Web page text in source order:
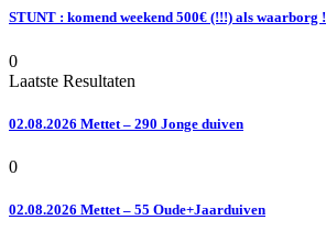
STUNT : komend weekend 500€ (!!!) als waarborg !
0
Laatste Resultaten
02.08.2026 Mettet – 290 Jonge duiven
0
02.08.2026 Mettet – 55 Oude+Jaarduiven